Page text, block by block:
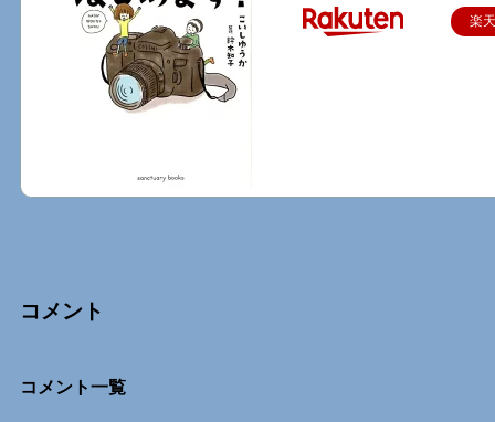
楽
コメント
コメント一覧